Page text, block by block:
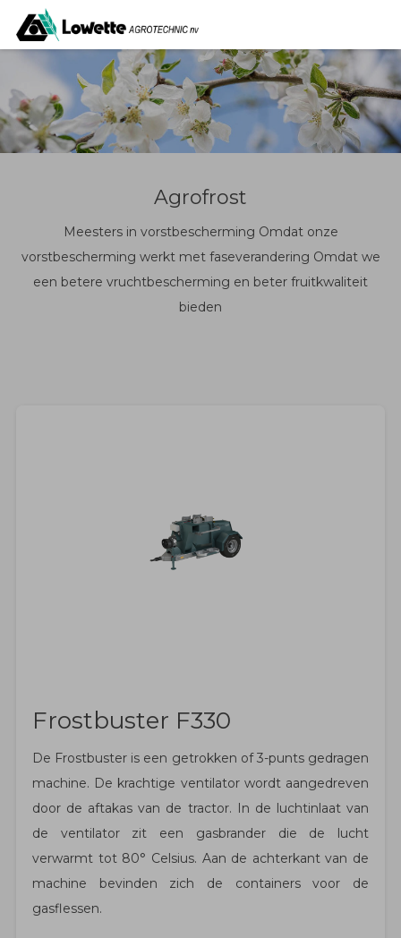
Agrofrost
Meesters in vorstbescherming Omdat onze
vorstbescherming werkt met faseverandering Omdat we
een betere vruchtbescherming en beter fruitkwaliteit
bieden
Frostbuster F330
De Frostbuster is een getrokken of 3-punts gedragen
machine. De krachtige ventilator wordt aangedreven
door de aftakas van de tractor. In de luchtinlaat van
de ventilator zit een gasbrander die de lucht
verwarmt tot 80° Celsius. Aan de achterkant van de
machine bevinden zich de containers voor de
gasflessen.